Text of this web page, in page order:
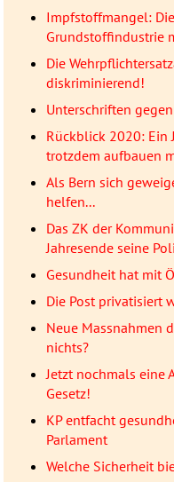
Impfstoffmangel:
Grundstoffindustrie
Die
diskriminierend!
Unterschriften
Rückblick 2020: Ein
trotzdem aufbauen
Als Bern sich
helfen...
Das ZK der
Jahresende seine
Gesundheit hat mit
Die Post privatisiert
Neue Massnahmen
nichts?
Jetzt nochmals eine
Gesetz!
KP entfacht
Parlament
Welche Sicherheit